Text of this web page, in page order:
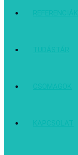
REFERENCIÁK
TUDÁSTÁR
CSOMAGOK
KAPCSOLAT